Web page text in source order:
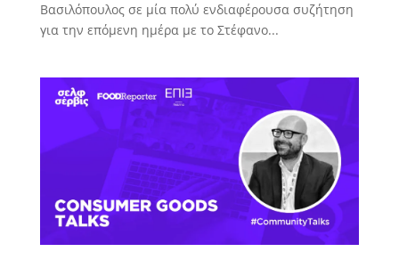
Βασιλόπουλος σε μία πολύ ενδιαφέρουσα συζήτηση
για την επόμενη ημέρα με το Στέφανο...